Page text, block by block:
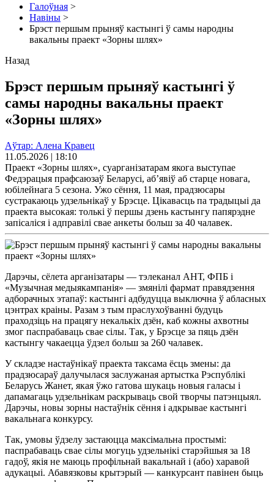
Галоўная >
Навіны >
Брэст першым прыняў кастынгі ў самы народны
вакальны праект «Зорны шлях»
Назад
Брэст першым прыняў кастынгі ў
самы народны вакальны праект
«Зорны шлях»
Аўтар: Алена Кравец
11.05.2026 | 18:10
Праект «Зорны шлях», суарганізатарам якога выступае
Федэрацыя прафсаюзаў Беларусі, аб’явіў аб старце новага,
юбілейнага 5 сезона. Ужо сёння, 11 мая, прадзюсары
сустракаюць удзельнікаў у Брэсце. Цікавасць па традыцыі да
праекта высокая: толькі ў першы дзень кастынгу папярэдне
запісаліся і адправілі свае анкеты больш за 40 чалавек.
Дарэчы, сёлета арганізатары — тэлеканал АНТ, ФПБ і
«Музычная медыякампанія» — змянілі фармат правядзення
адборачных этапаў: кастынгі адбудуцца выключна ў абласных
цэнтрах краіны. Разам з тым праслухоўванні будуць
праходзіць на працягу некалькіх дзён, каб кожны ахвотны
змог паспрабаваць свае сілы. Так, у Брэсце за пяць дзён
кастынгу чакаецца ўдзел больш за 260 чалавек.
У складзе настаўнікаў праекта таксама ёсць змены: да
прадзюсараў далучылася заслужаная артыстка Рэспублікі
Беларусь Жанет, якая ўжо гатова шукаць новыя галасы і
дапамагаць удзельнікам раскрываць свой творчы патэнцыял.
Дарэчы, новы зорны настаўнік сёння і адкрывае кастынгі
вакальнага конкурсу.
Так, умовы ўдзелу застаюцца максімальна простымі:
паспрабаваць свае сілы могуць удзельнікі старэйшыя за 18
гадоў, якія не маюць профільнай вакальнай і (або) харавой
адукацыі. Абавязковы крытэрый — канкурсант павінен быць